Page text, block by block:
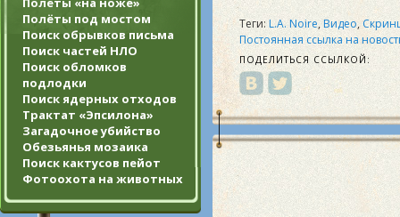
Полёты под мостом
Поиск обрывков письма
Поиск частей НЛО
Поиск обломков
подлодки
Поиск ядерных отходов
Трактат «Эпсилона»
Загадочное убийство
Обезьянья мозаика
Поиск кактусов пейот
Фотоохота на животных
Теги: L.A. Noire,Видео,
Постоянная ссылка на
ПОДЕЛИТЬСЯ ССЫЛКОЙ: